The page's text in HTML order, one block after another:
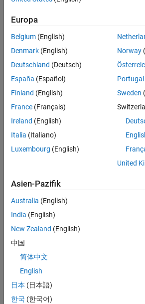
Dieses Flussdiagramm zeigt die Abfolge
Flussdiagramm bezieht sich der aktuelle
in dem eine Entscheidung oder ein
Aktionen vom Typ
wenn der Zustand aktiv ist und ein
vorhanden ist. Ein Zustand führt seine
bevor er inaktiv wird.
Aktionen vom Typ „Exit“ wird das Präfix
gefolgt von einem erforderlichen
Europa
Belgium (English)
Denmark (English)
Deutschland (Deutsch)
España (Español)
Finland (English)
France (Français)
Ireland (English)
Italia (Italiano)
Luxembourg (English)
Norway
Portugal
Sweden
United
Asien-Pazifik
Australia (English)
India (English)
New Zealand (English)
中国
简体中文
English
日本 (日本語)
한국 (한국어)